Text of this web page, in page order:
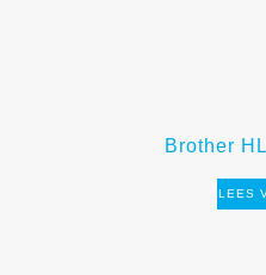
Brother
LEES